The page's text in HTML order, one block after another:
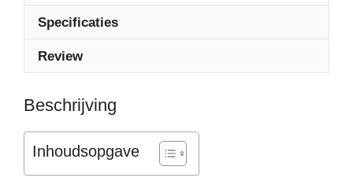
Specificaties
Review
Beschrijving
Inhoudsopgave